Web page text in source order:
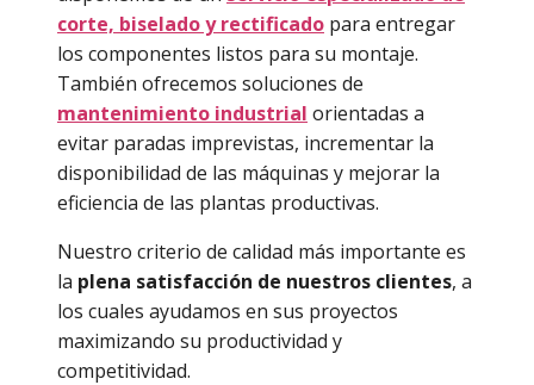
corte, biselado y rectificado para entregar
los componentes listos para su montaje.
También ofrecemos soluciones de
mantenimiento industrial orientadas a
evitar paradas imprevistas, incrementar la
disponibilidad de las máquinas y mejorar la
eficiencia de las plantas productivas.
Nuestro criterio de calidad más importante es
la plena satisfacción de nuestros clientes, a
los cuales ayudamos en sus proyectos
maximizando su productividad y
competitividad.